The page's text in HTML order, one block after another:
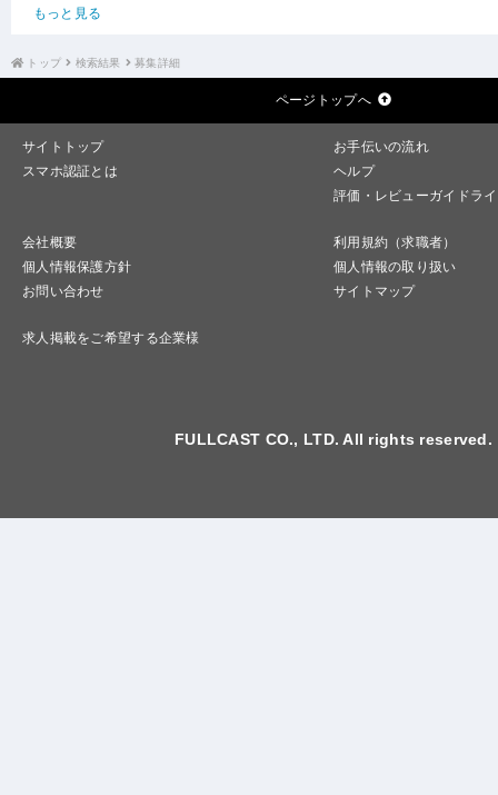
もっと見る
トップ 検索結果 募集詳細
ページトップへ
サイトトップ
お手伝いの流れ
スマホ認証とは
ヘルプ
評価・レビューガイドラ
会社概要
利用規約（求職者）
個人情報保護方針
個人情報の取り扱い
お問い合わせ
サイトマップ
求人掲載をご希望する企業様
FULLCAST CO., LTD. All rights reserved.